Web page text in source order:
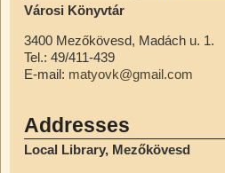
Városi Könyvtár
3400 Mezőkövesd, Madách u. 1.
Tel.: 49/411-439
E-mail: matyovk@gmail.com
Addresses
Local Library, Mezőkövesd